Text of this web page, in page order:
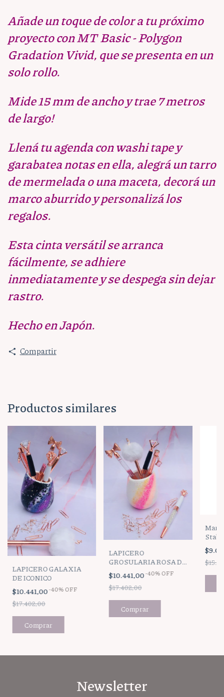
Añade un toque de color a tu próximo
proyecto con MT Basic - Polygon
Gradation Vivid, que se presenta en un
solo rollo.
Mide 15 mm de ancho y trae 7 metros
de largo!
Llená tu agenda con washi tape y
garabatea notas en ella, alegrá un tarro
de mermelada o una maceta, decorá un
marco aburrido y personalizá los
regalos.
Esta cinta versátil se arranca
fácilmente, se adhiere
inmediatamente y se despega sin dejar
rastro.
Hecho en Japón.
Compartir
Productos similares
LAPICERO GALAXIA
DE ICONICO
$10.441,00-40%OFF
$17.402,00
LAPICERO
GROSULARIA ROSA DE
ICONICO
$10.441,00-40%OFF
$17.402,00
Newsletter